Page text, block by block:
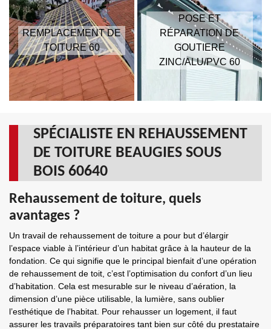
REMPLACEMENT DE
TOITURE 60
POSE ET
RÉPARATION DE
GOUTIERE
ZINC/ALU/PVC 60
SPÉCIALISTE EN REHAUSSEMENT
DE TOITURE BEAUGIES SOUS
BOIS 60640
Rehaussement de toiture, quels
avantages ?
Un travail de rehaussement de toiture a pour but d’élargir
l’espace viable à l’intérieur d’un habitat grâce à la hauteur de la
fondation. Ce qui signifie que le principal bienfait d’une opération
de rehaussement de toit, c’est l’optimisation du confort d’un lieu
d’habitation. Cela est mesurable sur le niveau d’aération, la
dimension d’une pièce utilisable, la lumière, sans oublier
l’esthétique de l’habitat. Pour rehausser un logement, il faut
assurer les travails préparatoires tant bien sur côté du prestataire